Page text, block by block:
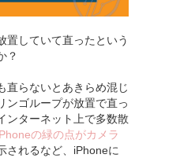
置していて直ったという
？
直らないとあきらめ混じ
ンゴループが放置で直っ
ンターネット上で多数散
の緑の点がカメラ
されるなど、iPhoneに